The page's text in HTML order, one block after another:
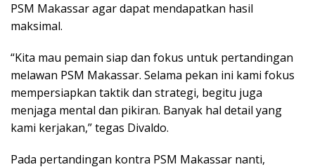
PSM Makassar agar dapat mendapatkan hasil
maksimal.
“Kita mau pemain siap dan fokus untuk pertandingan
melawan PSM Makassar. Selama pekan ini kami fokus
mempersiapkan taktik dan strategi, begitu juga
menjaga mental dan pikiran. Banyak hal detail yang
kami kerjakan,” tegas Divaldo.
Pada pertandingan kontra PSM Makassar nanti,